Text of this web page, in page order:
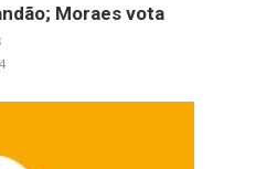
Moraes vota